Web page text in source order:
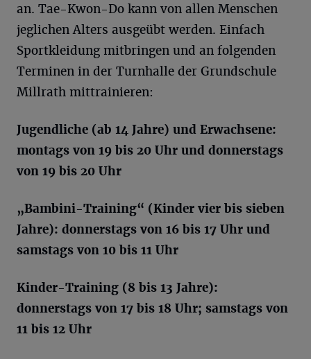
an. Tae-Kwon-Do kann von allen Menschen
jeglichen Alters ausgeübt werden. Einfach
Sportkleidung mitbringen und an folgenden
Terminen in der Turnhalle der Grundschule
Millrath mittrainieren:
Jugendliche (ab 14 Jahre) und Erwachsene:
montags von 19 bis 20 Uhr und donnerstags
von 19 bis 20 Uhr
„Bambini-Training“ (Kinder vier bis sieben
Jahre): donnerstags von 16 bis 17 Uhr und
samstags von 10 bis 11 Uhr
Kinder-Training (8 bis 13 Jahre):
donnerstags von 17 bis 18 Uhr; samstags von
11 bis 12 Uhr